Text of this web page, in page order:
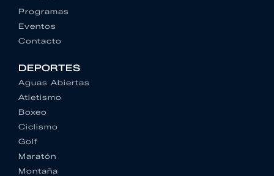
Programas
Eventos
Contacto
DEPORTES
Aguas Abiertas
Atletismo
Boxeo
Ciclismo
Golf
Maratón
Montaña